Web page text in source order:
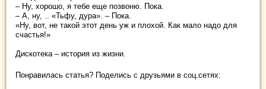
– Ну, хорошо, я тебе еще позвоню. Пока.
– А, ну, .. «Тьфу, дура». – Пока.
«Ну, вот, не такой этот день уж и плохой. Как мало надо для
счастья!»
Дискотека – история из жизни.
Понравилась статья? Поделись с друзьями в соц.сетях: